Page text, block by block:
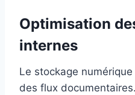
Optimisation
internes
Le stockage
des flux